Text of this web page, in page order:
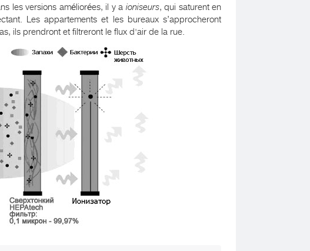
les versions améliorées, il y a ioniseurs, qui saturent en
Les appartements et les bureaux s’approcheront
ils prendront et filtreront le flux d'air de la rue.